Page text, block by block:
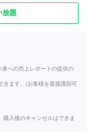
放題
への売上レポートの提供の
きます。(お客様を直接識別可
購入後のキャンセルはできま